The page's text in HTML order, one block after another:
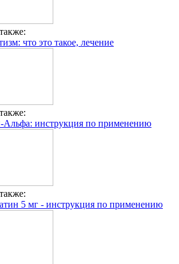
что это такое, лечение
Альфа: инструкция по применению
5 мг - инструкция по применению